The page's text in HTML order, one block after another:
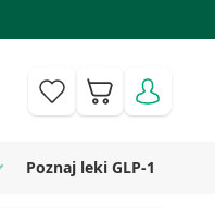
Koszyk
Intymne
submenu for Wellness
Poznaj leki GLP-1